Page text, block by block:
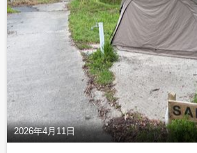
2026年4月11日